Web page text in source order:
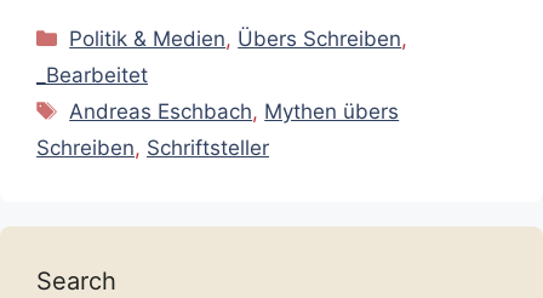
Kategorien
Politik & Medien, Übers Schreiben,
_Bearbeitet
Schlagwörter
Andreas Eschbach, Mythen übers
Schreiben, Schriftsteller
Search